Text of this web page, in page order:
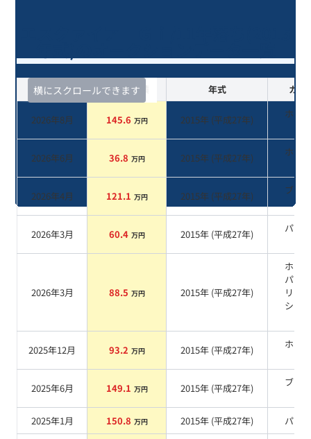
横にスクロールできます
査定時期 セルカ実績 年式 カラ
2026年8月 145.6 万円 2015年 (平成27年)
ホワ
2026年6月 36.8 万円 2015年 (平成27年)
ホワ
2026年4月 121.1 万円 2015年 (平成27年)
ブラ
2026年3月 60.4 万円 2015年 (平成27年)
パー
2026年3月 88.5 万円 2015年 (平成27年)
ホワ
パー
リス
シャ
2025年12月 93.2 万円 2015年 (平成27年)
ホワ
2025年6月 149.1 万円 2015年 (平成27年)
ブラ
2025年1月
150.8 万円 2015年 (平成27年) パール